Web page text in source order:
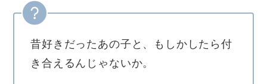
昔好きだったあの子と、もしかしたら付
き合えるんじゃないか。